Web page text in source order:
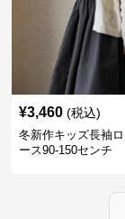
¥3,460 (税込)
冬新作キッズ長袖
ース90-150センチ